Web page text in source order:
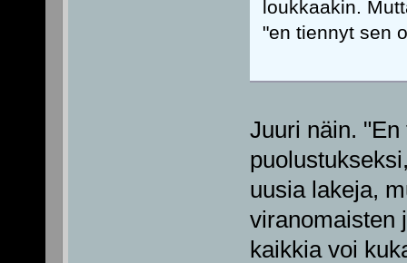
loukkaakin.
"en tiennyt sen
Juuri näin.
uusia lakeja,
viranomaisten
kaikkia voi